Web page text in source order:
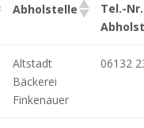
Abholstelle
Tel.-Nr.
Altstadt
Bäckerei
Finkenauer
06132